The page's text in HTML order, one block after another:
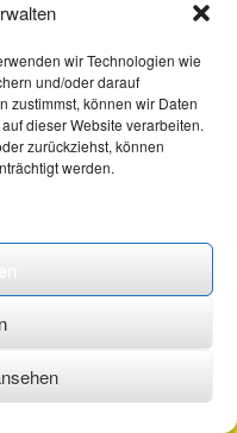
wir Technologien wie
und/oder darauf
zustimmst, können wir Daten
dieser Website verarbeiten.
zurückziehst, können
werden.
·Impressum ·